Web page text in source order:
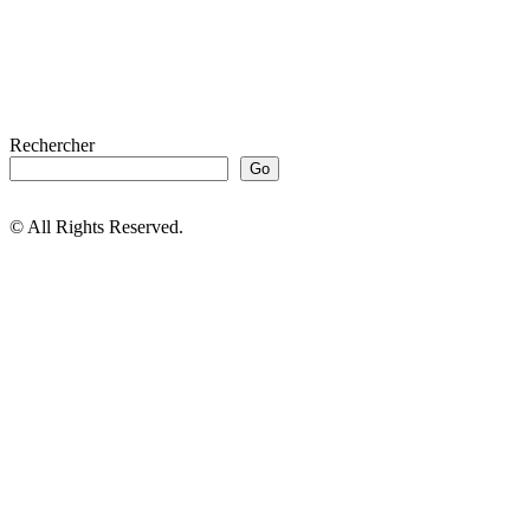
Rechercher
Go
© All Rights Reserved.